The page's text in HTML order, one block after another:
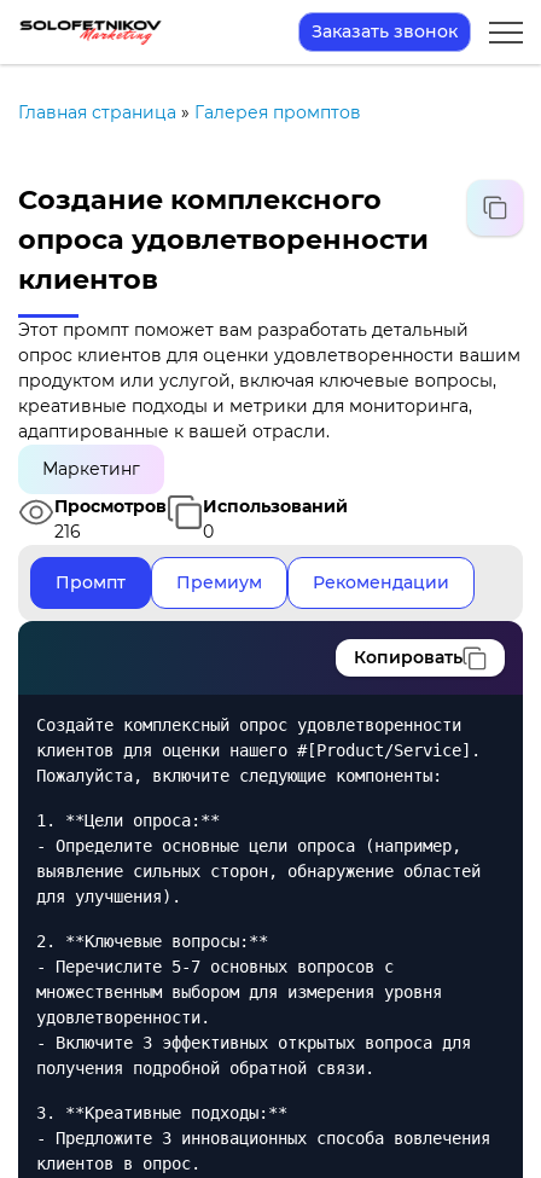
Заказать звонок
Главная страница » Галерея промптов
Создание комплексного
опроса удовлетворенности
клиентов
Этот промпт поможет вам разработать детальный
опрос клиентов для оценки удовлетворенности вашим
продуктом или услугой, включая ключевые вопросы,
креативные подходы и метрики для мониторинга,
адаптированные к вашей отрасли.
Маркетинг
Просмотров
216
Использований
0
Промпт Премиум Рекомендации
Копировать
Создайте комплексный опрос удовлетворенности
клиентов для оценки нашего #[Product/Service].
Пожалуйста, включите следующие компоненты:
1. **Цели опроса:**
- Определите основные цели опроса (например,
выявление сильных сторон, обнаружение областей
для улучшения).
2. **Ключевые вопросы:**
- Перечислите 5-7 основных вопросов с
множественным выбором для измерения уровня
удовлетворенности.
- Включите 3 эффективных открытых вопроса для
получения подробной обратной связи.
3. **Креативные подходы:**
- Предложите 3 инновационных способа вовлечения
клиентов в опрос.